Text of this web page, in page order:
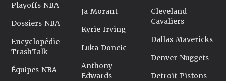
Playoffs NBA
Dossiers NBA
Encyclopédie
TrashTalk
Équipes NBA
Ja Morant
Kyrie Irving
Luka Doncic
Anthony
Edwards
Cleveland
Cavaliers
Dallas Mavericks
Denver Nuggets
Detroit Pistons